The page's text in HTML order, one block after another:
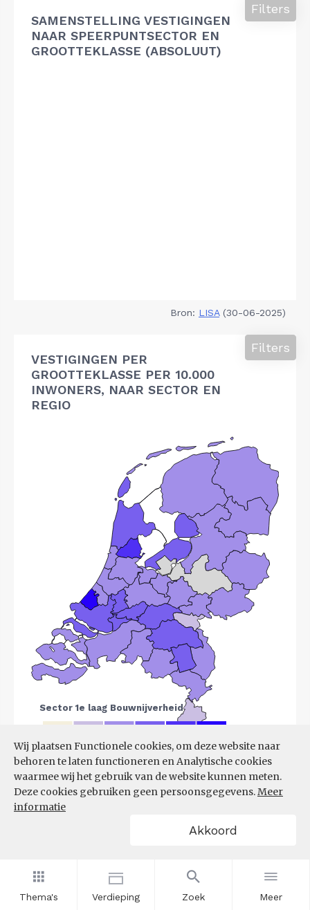
Thema's Verdieping Zoek Meer
Wij plaatsen Functionele cookies, om deze website naar
behoren te laten functioneren en Analytische cookies
waarmee wij het gebruik van de website kunnen meten.
Deze cookies gebruiken geen persoonsgegevens.Meer
informatie
Akkoord
SAMENSTELLING VESTIGINGEN
NAAR SPEERPUNTSECTOR EN
GROOTTEKLASSE (ABSOLUUT)
Filters
Bron: LISA(30-06-2025)
VESTIGINGEN PER
GROOTTEKLASSE PER 10.000
INWONERS, NAAR SECTOR EN
REGIO
Filters
Bron: LISA
VESTIGINGEN PER
GROOTTEKLASSE PER 10.000